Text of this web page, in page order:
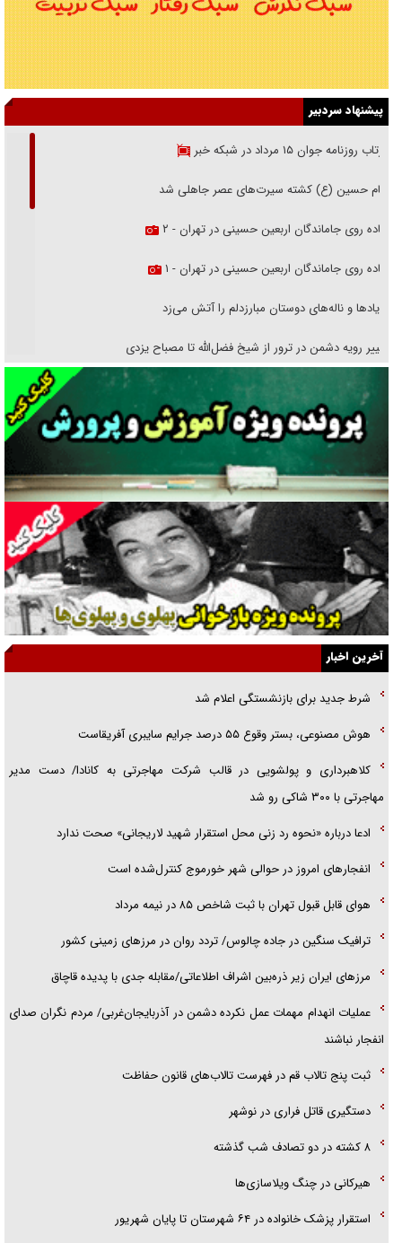
پیشنهاد سردبیر
بازتاب روزنامه جوان ۱۵ مرداد در شبکه خبر
امام حسین (ع) کشته سیرت‌های عصر جاهلی شد
پیاده روی جاماندگان اربعین حسینی در تهران - ۲
پیاده روی جاماندگان اربعین حسینی در تهران - ۱
فریاد‌ها و ناله‌های دوستان مبارزدلم را آتش می‌زد
تغییر رویه دشمن در ترور از شیخ فضل‌الله تا مصباح یزدی
خرید قسطی اولش خنده و آخرش گریه است!
فوتبال و آن «بالا»!
راهبرد غافلگیری با نسل جدید پهپاد‌ها
جنجال پزشکان تقلبی در صنعت زیبایی
یهودی‌ها در ادبیات داستانی اروپا؛ از شکسپیر تا دیکنز
گفت‌وگو با خواهر یکی از شهدای جنگ رمضان/ خواهرم فرمانده جهادی و
اهل خدمت بی‌منت بود
جزئیات شکنجه‌هایم فراتر از آن است که در بیان بگنجد!
گزارش «جوان» از قوانین سخت‌گیرانه ۶ قاره در برابر یورش به پاسگاه‌های
آخرین اخبار
شرط جدید برای بازنشستگی اعلام شد
هوش مصنوعی، بستر وقوع ۵۵ درصد جرایم سایبری آفریقاست
کلاهبرداری و پولشویی در قالب شرکت مهاجرتی به کانادا/ دست مدیر
مهاجرتی با ۳۰۰ شاکی رو شد
ادعا درباره «نحوه رد زنی محل استقرار شهید لاریجانی» صحت ندارد
انفجار‌های امروز در حوالی شهر خورموج کنترل‌شده است
هوای قابل قبول تهران با ثبت شاخص ۸۵ در نیمه مرداد
ترافیک سنگین در جاده چالوس/ تردد روان در مرز‌های زمینی کشور
مرز‌های ایران زیر ذره‌بین اشراف اطلاعاتی/مقابله جدی با پدیده قاچاق
عملیات انهدام مهمات عمل نکرده دشمن در آذربایجان‌غربی/ مردم نگران صدای
انفجار نباشند
ثبت پنج تالاب قم در فهرست تالاب‌های قانون حفاظت
دستگیری قاتل فراری در نوشهر
۸ کشته در دو تصادف شب گذشته
هیرکانی در چنگ ویلاسازی‌ها
‌استقرار پزشک خانواده در ۶۴ شهرستان تا پایان شهریور